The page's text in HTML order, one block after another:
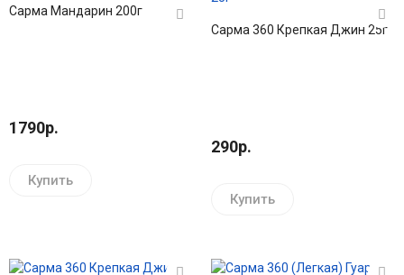
Сарма Мандарин 200г
1790р.
Купить
Сарма 360 Крепкая Джин 25г
290р.
Купить